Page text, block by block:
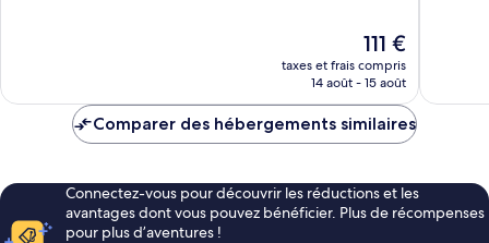
Le
nouveau
prix
de
111 €
taxes et frais compris
14 août - 15 août
Comparer des hébergements similaires
Connectez-vous pour découvrir les réductions et les
avantages dont vous pouvez bénéficier. Plus de récompenses
pour plus d’aventures !